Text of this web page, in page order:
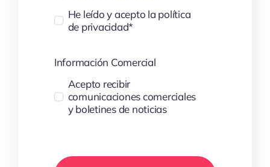
He leído y acepto la política
de privacidad*
Información Comercial
Acepto recibir
comunicaciones comerciales
y boletines de noticias